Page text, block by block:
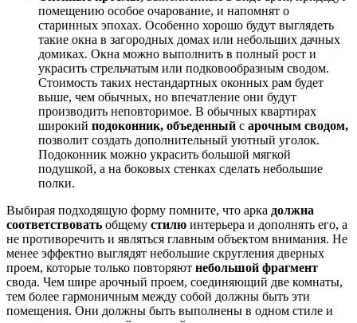
помещению особое очарование, и напомнят о
старинных эпохах. Особенно хорошо будут выглядеть
такие окна в загородных домах или небольших дачных
домиках. Окна можно выполнить в полный рост и
украсить стрельчатым или подковообразным сводом.
Стоимость таких нестандартных оконных рам будет
выше, чем обычных, но впечатление они будут
производить неповторимое. В обычных квартирах
широкий подоконник, объеденный с арочным сводом,
позволит создать дополнительный уютный уголок.
Подоконник можно украсить большой мягкой
подушкой, а на боковых стенках сделать небольшие
полки.
Выбирая подходящую форму помните, что арка должна
соответствовать общему стилю интерьера и дополнять его, а
не противоречить и являться главным объектом внимания. Не
менее эффектно выглядят небольшие скругления дверных
проем, которые только повторяют небольшой фрагмент
свода. Чем шире арочный проем, соединяющий две комнаты,
тем более гармоничным между собой должны быть эти
помещения. Они должны быть выполнены в одном стиле и